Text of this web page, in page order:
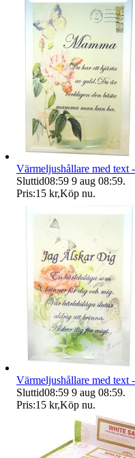
Värmeljushållare med text
Sluttid08:59 9 aug 08:59.
Pris:15 kr,Köp nu.
Värmeljushållare med text
Sluttid08:59 9 aug 08:59.
Pris:15 kr,Köp nu.